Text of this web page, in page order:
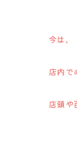
今は、
店内で
店頭や